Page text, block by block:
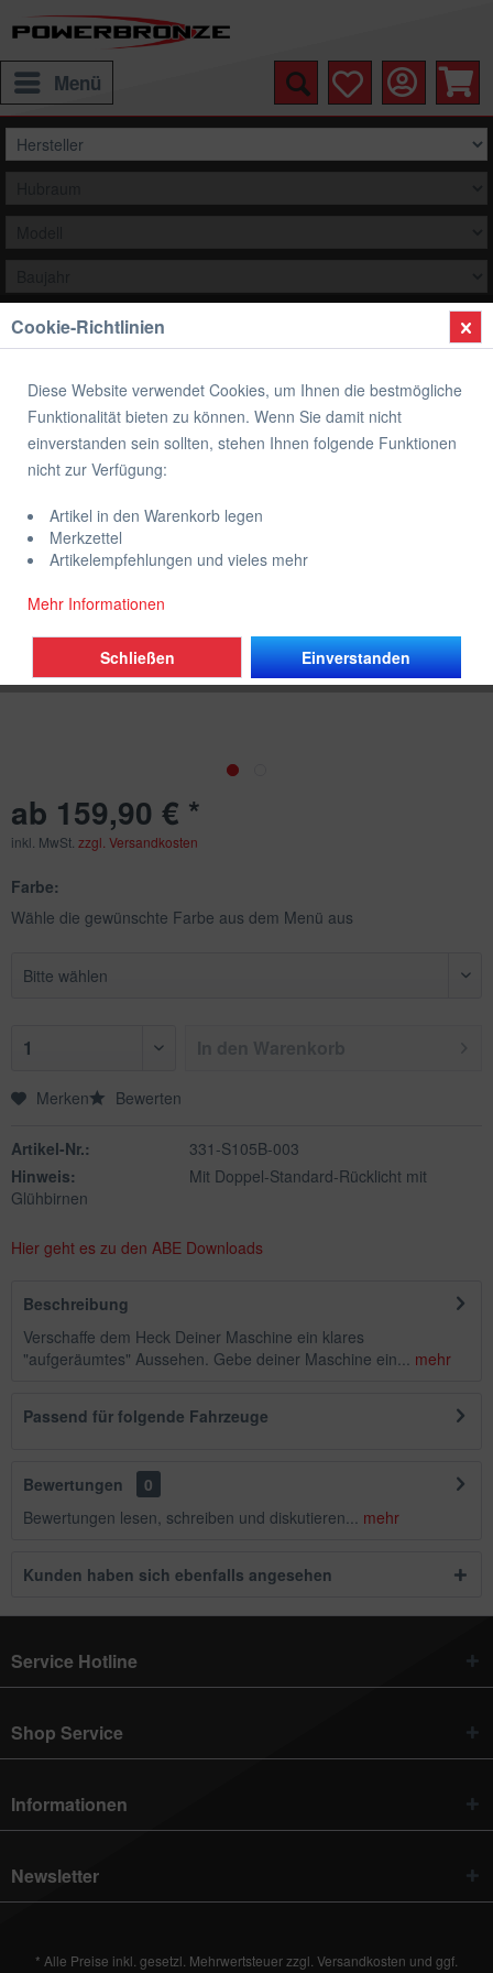
Menü
Auswählen
Übersicht Heckunterverkleidung
Heckunterverkleidung SUZUKI GSF 650
BANDIT
ab 159,90 € *
inkl. MwSt. zzgl. Versandkosten
Farbe:
Wähle die gewünschte Farbe aus dem Menü aus
Merken Bewerten
Artikel-Nr.:
331-S105B-003
Hinweis:
Mit Doppel-Standard-Rücklicht mit
Glühbirnen
Hier geht es zu den ABE Downloads
Beschreibung
Verschaffe dem Heck Deiner Maschine ein klares
"aufgeräumtes" Aussehen. Gebe deiner Maschine ein... mehr
Passend für folgende Fahrzeuge
Bewertungen
0
Bewertungen lesen, schreiben und diskutieren... mehr
Kunden haben sich ebenfalls angesehen
Service Hotline
Shop Service
Informationen
Newsletter
* Alle Preise inkl. gesetzl. Mehrwertsteuer zzgl. Versandkosten und ggf.
Cookie-Richtlinien
Diese Website verwendet Cookies, um Ihnen die bestmögliche
Funktionalität bieten zu können. Wenn Sie damit nicht
einverstanden sein sollten, stehen Ihnen folgende Funktionen
nicht zur Verfügung:
Artikel in den Warenkorb legen
Merkzettel
Artikelempfehlungen und vieles mehr
Mehr Informationen
Einverstanden
Schließen